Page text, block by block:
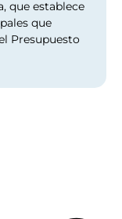
que establece
que
Presupuesto